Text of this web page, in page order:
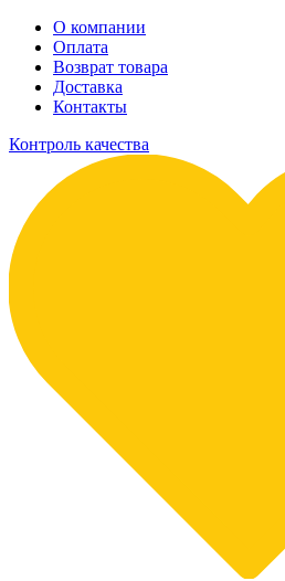
О компании
Оплата
Возврат товара
Доставка
Контакты
Контроль качества